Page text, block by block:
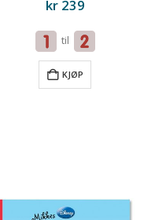
kr239
til
KJØP